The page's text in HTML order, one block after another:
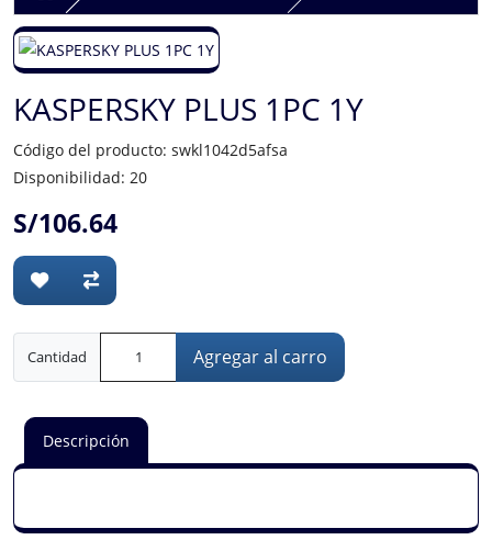
KASPERSKY PLUS 1PC 1Y
Código del producto: swkl1042d5afsa
Disponibilidad: 20
S/106.64
Cantidad Agregar al carro
Descripción